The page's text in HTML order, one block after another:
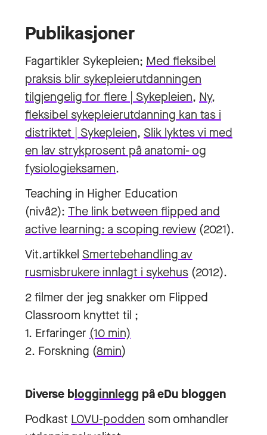
Publikasjoner
Fagartikler Sykepleien; Med fleksibel
praksis blir sykepleierutdanningen
tilgjengelig for flere | Sykepleien, Ny,
fleksibel sykepleierutdanning kan tas i
distriktet | Sykepleien, Slik lyktes vi med
en lav strykprosent på anatomi- og
fysiologieksamen.
Teaching in Higher Education
(nivå2): The link between flipped and
active learning: a scoping review (2021).
Vit.artikkel Smertebehandling av
rusmisbrukere innlagt i sykehus (2012).
2 filmer der jeg snakker om Flipped
Classroom knyttet til ;
1. Erfaringer (10 min)
2. Forskning (8min)
Diverse blogginnlegg på eDu bloggen
Podkast LOVU-podden som omhandler